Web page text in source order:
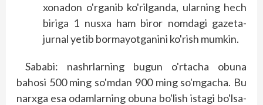
xonadon o'rganib ko'rilganda, ularning hech
biriga 1 nusxa ham biror nomdagi gazeta-
jurnal yetib bormayotganini ko'rish mumkin.
Sababi: nashrlarning bugun o'rtacha obuna
bahosi 500 ming so'mdan 900 ming so'mgacha. Bu
narxga esa odamlarning obuna bo'lish istagi bo'lsa-